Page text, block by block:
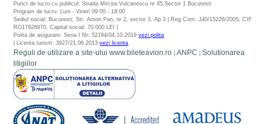
Punct de lucru cu publicul: Strada Mircea Vulcanescu nr 45,Sector 1 Bucuresti
Program de lucru: Luni - Vineri 09:00 - 18:00
Sediul social: Bucuresti, Str. Anton Pan, nr 2, sector 3, Ap 3 | Reg Com: J40/15226/2005, CIF
RO17926970, Capital social: 70.000 LEI |
Polita de asigurare: Seria I Nr: 52194/04.10.2019vezi polita
| Licenta turism: 3927/21.06.2013vezi licenta
Reguli de utilizare a site-ului www.bileteavion.ro |ANPC |Solutionarea
litigiilor